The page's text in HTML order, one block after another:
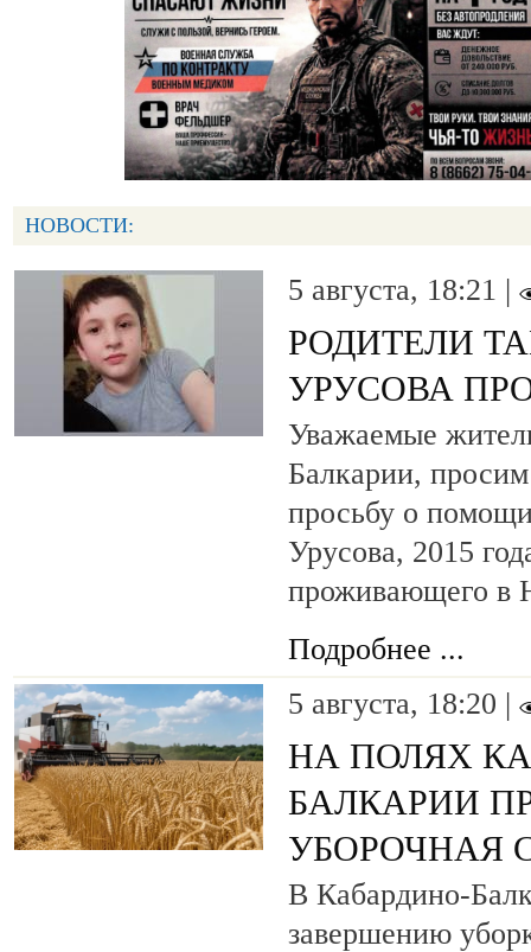
НОВОСТИ:
5 августа, 18:21 |
РОДИТЕЛИ
УРУСОВА
Уважаемые
Балкарии,
просьбу о
Урусова, 2015
проживающего в
Подробнее ...
5 августа, 18:20 |
НА ПОЛЯХ
БАЛКАРИИ
УБОРОЧНАЯ
В Кабардино-
завершению